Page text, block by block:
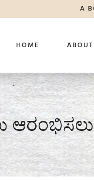
A
HOME